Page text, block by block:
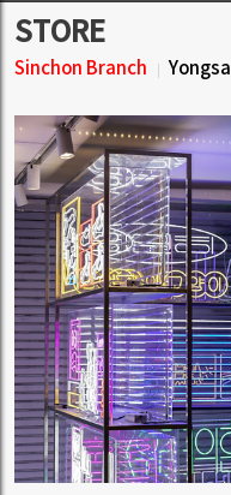
STORE
Sinchon Branch